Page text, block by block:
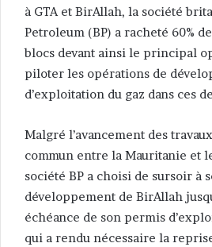
à GTA et BirAllah, la société
Petroleum (BP) a racheté 60%
blocs devant ainsi le principal
piloter les opérations de
d’exploitation du gaz dans ces
Malgré l’avancement des
commun entre la Mauritanie et
société BP a choisi de sursoir à
développement de BirAllah
échéance de son permis
qui a rendu nécessaire la